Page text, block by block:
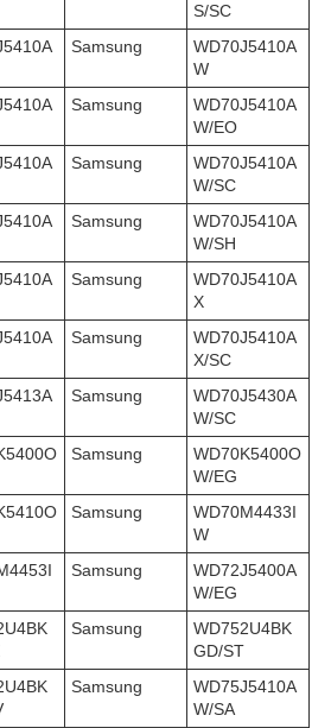
S/SC
Samsung
WD70J5410A
W
Samsung
WD70J5410A
W/EO
Samsung
WD70J5410A
W/SC
Samsung
WD70J5410A
W/SH
Samsung
WD70J5410A
X
Samsung
WD70J5410A
X/SC
Samsung
WD70J5430A
W/SC
Samsung
WD70K5400O
W/EG
Samsung
WD70M4433I
W
Samsung
WD72J5400A
W/EG
Samsung
WD752U4BK
GD/ST
Samsung
WD75J5410A
W/SA